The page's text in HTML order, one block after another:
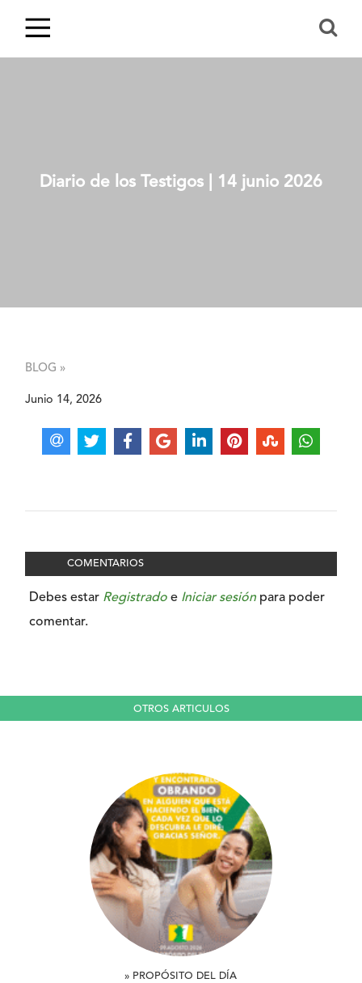
Diario de los Testigos | 14 junio 2026
BLOG »
Junio 14, 2026
COMENTARIOS
Debes estar Registrado e Iniciar sesión para poder
comentar.
OTROS ARTICULOS
» PROPÓSITO DEL DÍA